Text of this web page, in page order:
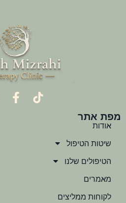
מפת אתר
אודות
שיטות הטיפול
הטיפולים שלנו
מאמרים
לקוחות ממליצים